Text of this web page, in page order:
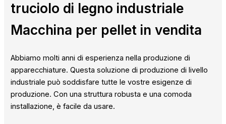
truciolo di legno industriale
Macchina per pellet in vendita
Abbiamo molti anni di esperienza nella produzione di
apparecchiature. Questa soluzione di produzione di livello
industriale può soddisfare tutte le vostre esigenze di
produzione. Con una struttura robusta e una comoda
installazione, è facile da usare.